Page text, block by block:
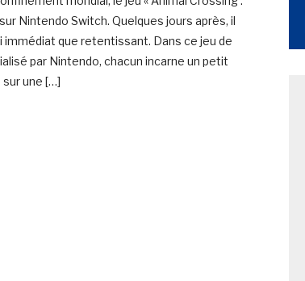
Nintendo Switch. Quelques jours après, il
que retentissant. Dans ce jeu de
par Nintendo, chacun incarne un petit
une […]